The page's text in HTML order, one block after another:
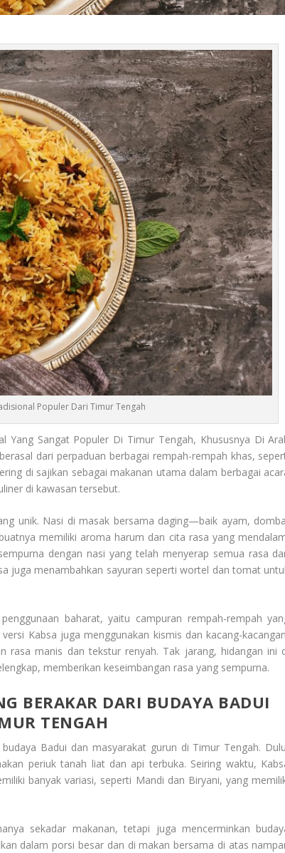
Populer Dari Timur Tengah
Yang Sangat Populer Di Timur Tengah, Khususnya Di
dari perpaduan berbagai rempah-rempah khas,
di sajikan sebagai makanan utama dalam berbagai
di kawasan tersebut.
unik. Nasi di masak bersama daging—baik ayam,
memiliki aroma harum dan cita rasa yang
dengan nasi yang telah menyerap semua rasa
juga menambahkan sayuran seperti wortel dan tomat
baharat, yaitu campuran rempah-rempah
Kabsa juga menggunakan kismis dan kacang-
rasa manis dan tekstur renyah. Tak jarang, hidangan ini
memberikan keseimbangan rasa yang sempurna.
BERAKAR DARI BUDAYA BADUI
TENGAH
Badui dan masyarakat gurun di Timur Tengah.
periuk tanah liat dan api terbuka. Seiring waktu,
banyak variasi, seperti Mandi dan Biryani, yang
sekadar makanan, tetapi juga mencerminkan
dalam porsi besar dan di makan bersama di atas